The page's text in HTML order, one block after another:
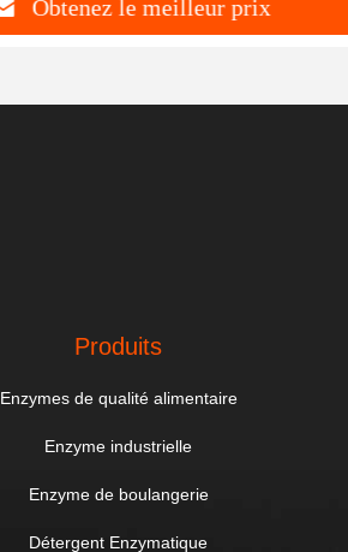
Obtenez le meilleur prix
Produits
Enzymes de qualité alimentaire
Enzyme industrielle
Enzyme de boulangerie
Détergent Enzymatique